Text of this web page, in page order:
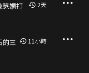
慧嫻打
2天
的三
11 小時